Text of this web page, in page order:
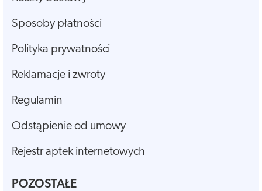
Sposoby płatności
Polityka prywatności
Reklamacje i zwroty
Regulamin
Odstąpienie od umowy
Rejestr aptek internetowych
POZOSTAŁE